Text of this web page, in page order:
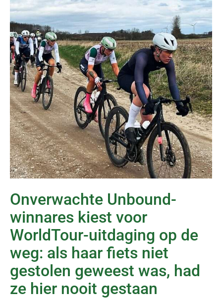
Onverwachte Unbound-
winnares kiest voor
WorldTour-uitdaging op de
weg: als haar fiets niet
gestolen geweest was, had
ze hier nooit gestaan